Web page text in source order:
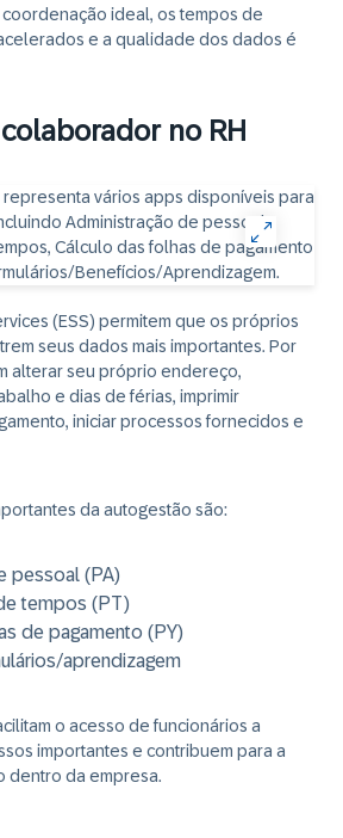
ideal, os tempos de
e a qualidade dos dados é
no RH
(ESS) permitem que os próprios
seus dados mais importantes. Por
alterar seu próprio endereço,
e dias de férias, imprimir
iniciar processos fornecidos e
da autogestão são:
pessoal (PA)
tempos (PT)
de pagamento (PY)
aprendizagem
o acesso de funcionários a
importantes e contribuem para a
dentro da empresa.